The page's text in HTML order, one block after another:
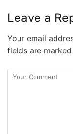
Leave a
Your email
fields are marked